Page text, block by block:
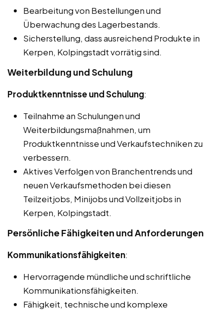
Bearbeitung von Bestellungen und
Überwachung des Lagerbestands.
Sicherstellung, dass ausreichend Produkte in
Kerpen, Kolpingstadt vorrätig sind.
Weiterbildung und Schulung
Produktkenntnisse und Schulung:
Teilnahme an Schulungen und
Weiterbildungsmaßnahmen, um
Produktkenntnisse und Verkaufstechniken zu
verbessern.
Aktives Verfolgen von Branchentrends und
neuen Verkaufsmethoden bei diesen
Teilzeitjobs, Minijobs und Vollzeitjobs in
Kerpen, Kolpingstadt.
Persönliche Fähigkeiten und Anforderungen
Kommunikationsfähigkeiten:
Hervorragende mündliche und schriftliche
Kommunikationsfähigkeiten.
Fähigkeit, technische und komplexe